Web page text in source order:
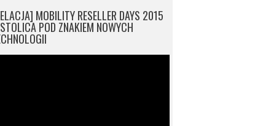
MOBILITY RESELLER DAYS 2015
POD ZNAKIEM NOWYCH